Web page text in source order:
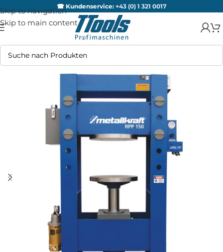
Skip to navigation
Skip to main content
☎ Kundenservice: +43 (0) 1 321 0017